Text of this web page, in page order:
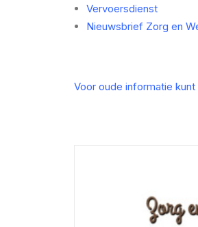
Vervoersdienst
Nieuwsbrief Zorg en
Voor oude informatie